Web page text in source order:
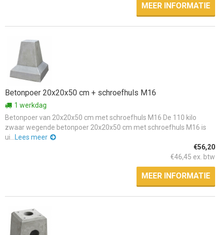
MEER INFORMATIE
Betonpoer 20x20x50 cm + schroefhuls M16
1 werkdag
Betonpoer van 20x20x50 cm met schroefhuls M16 De 110 kilo
zwaar wegende betonpoer 20x20x50 cm met schroefhuls M16 is
ui... Lees meer
€56,20
€46,45 ex. btw
MEER INFORMATIE